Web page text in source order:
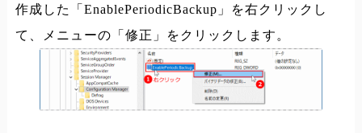
作成した「EnablePeriodicBackup」を右クリックし
て、メニューの「修正」をクリックします。